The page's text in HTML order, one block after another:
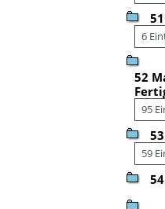
6
52
95
59